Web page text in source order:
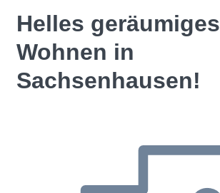
Helles geräumiges
Wohnen in
Sachsenhausen!